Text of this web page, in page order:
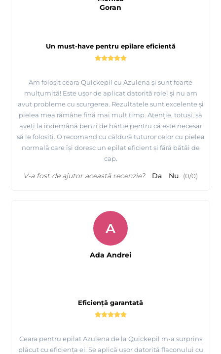
Un must-have pentru epilare eficientă
Am folosit ceara Quickepil cu Azulena și sunt foarte
mulțumită! Este ușor de aplicat datorită rolei și nu am
avut probleme cu scurgerea. Rezultatele sunt excelente și
pielea mea rămâne fină mai mult timp. Atenție, totuși, să
aveți la îndemână benzi de hârtie pentru că este necesar
să le folosiți. O recomand cu căldură tuturor celor cu pielea
normală care își doresc un epilat eficient și fără bătăi de
cap.
Goran
V-a fost de ajutor această recenzie? Da Nu (0/0)
Eficiență garantată
Ceara pentru epilat Azulena de la Quickepil m-a surprins
plăcut cu eficiența ei. Se aplică ușor datorită flaconului cu
A
Ada Andrei